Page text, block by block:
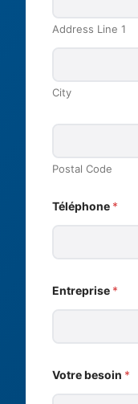
Address Line 1
City
Postal Code
Téléphone *
Entreprise *
Votre besoin *